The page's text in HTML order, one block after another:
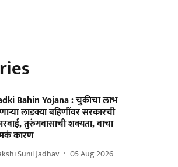
Bahin Yojana : चुकीचा लाभ
लाडक्या बहि‍णींवर सरकारची
तुरुंगवासाची शक्यता, वाचा
कारण
Sunil Jadhav 05 Aug 2026